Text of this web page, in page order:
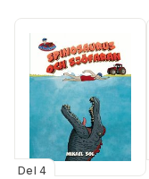
Del 4